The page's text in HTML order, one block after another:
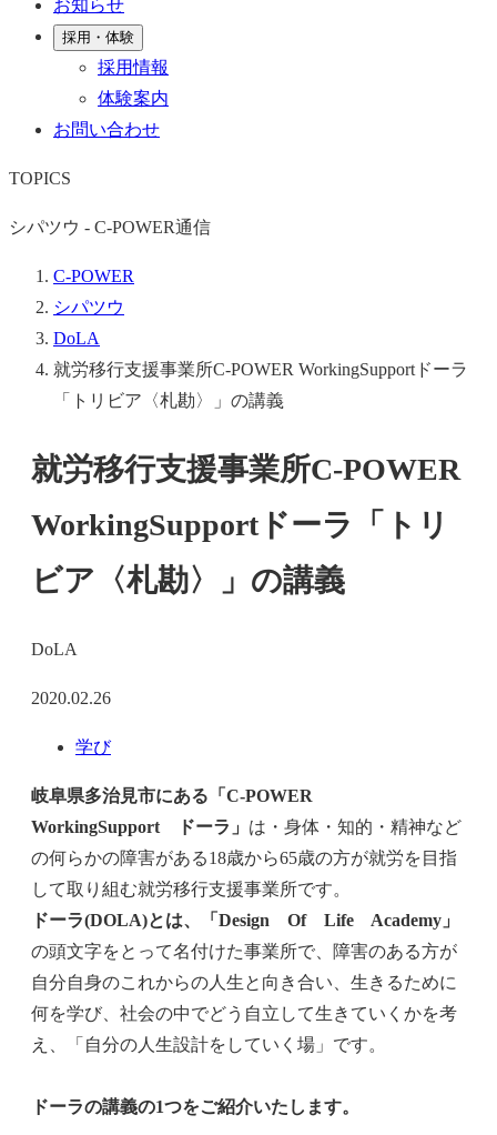
お知らせ
採用・体験
採用情報
体験案内
お問い合わせ
TOPICS
シパツウ - C-POWER通信
C-POWER
シパツウ
DoLA
就労移行支援事業所C-POWER WorkingSupportドーラ
「トリビア〈札勘〉」の講義
就労移行支援事業所C-POWER
WorkingSupportドーラ「トリ
ビア〈札勘〉」の講義
DoLA
2020.02.26
学び
岐阜県多治見市にある「C-POWER
WorkingSupport ドーラ」 は・身体・知的・精神など
の何らかの障害がある18歳から65歳の方が就労を目指
して取り組む就労移行支援事業所です。
ドーラ(DOLA)とは、「Design Of Life Academy」
の頭文字をとって名付けた事業所で、障害のある方が
自分自身のこれからの人生と向き合い、生きるために
何を学び、社会の中でどう自立して生きていくかを考
え、「自分の人生設計をしていく場」です。
ドーラの講義の1つをご紹介いたします。